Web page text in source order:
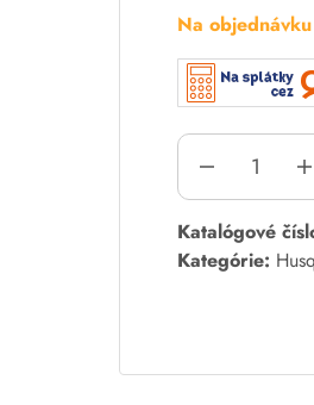
Na objednávku
A
l
n
Katalógové
Kategórie: